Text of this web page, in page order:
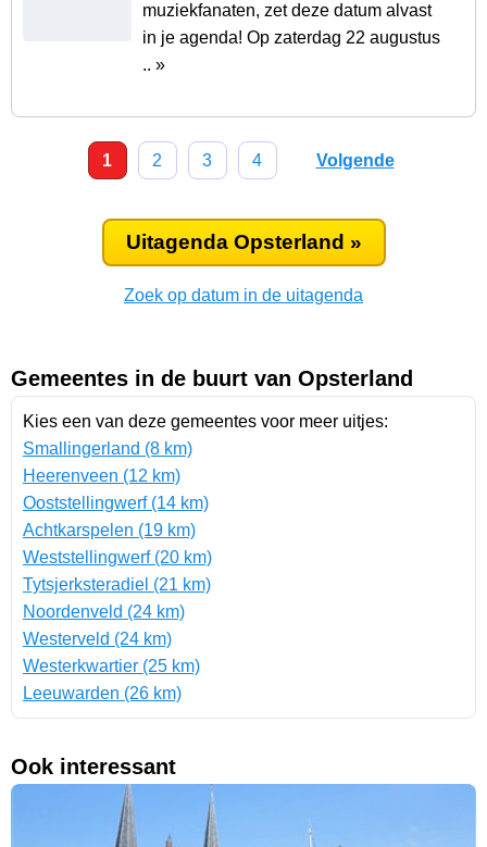
muziekfanaten, zet deze datum alvast
in je agenda! Op zaterdag 22 augustus
.. »
1 2 3 4 Volgende
Uitagenda Opsterland »
Zoek op datum in de uitagenda
Gemeentes in de buurt van Opsterland
Kies een van deze gemeentes voor meer uitjes:
Smallingerland (8 km)
Heerenveen (12 km)
Ooststellingwerf (14 km)
Achtkarspelen (19 km)
Weststellingwerf (20 km)
Tytsjerksteradiel (21 km)
Noordenveld (24 km)
Westerveld (24 km)
Westerkwartier (25 km)
Leeuwarden (26 km)
Ook interessant